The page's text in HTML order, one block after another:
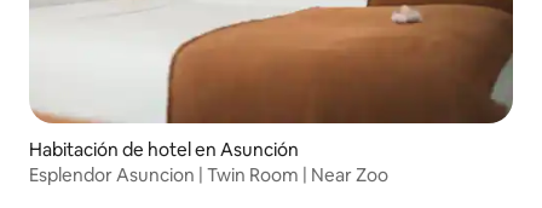
Habitación de hotel en Asunción
Esplendor Asuncion | Twin Room | Near Zoo